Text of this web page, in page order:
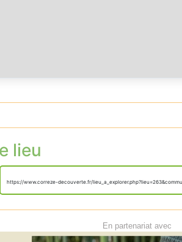
lieu
https://www.correze-decouverte.fr/
En partenariat avec